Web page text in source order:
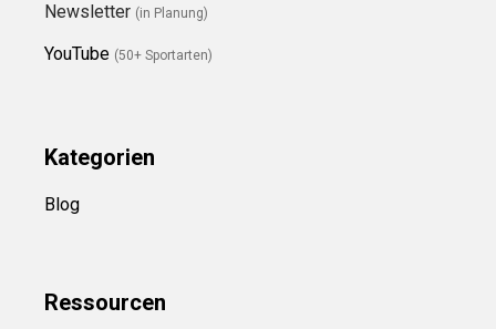
Newsletter (in Planung)
YouTube (50+ Sportarten)
Kategorien
Blog
Ressourcen